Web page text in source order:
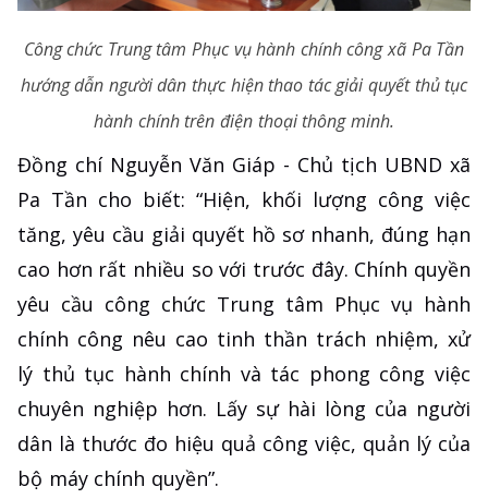
Công chức Trung tâm Phục vụ hành chính công xã Pa Tần
hướng dẫn người dân thực hiện thao tác giải quyết thủ tục
hành chính trên điện thoại thông minh.
Đồng chí Nguyễn Văn Giáp - Chủ tịch UBND xã
Pa Tần cho biết: “Hiện, khối lượng công việc
tăng, yêu cầu giải quyết hồ sơ nhanh, đúng hạn
cao hơn rất nhiều so với trước đây. Chính quyền
yêu cầu công chức Trung tâm Phục vụ hành
chính công nêu cao tinh thần trách nhiệm, xử
lý thủ tục hành chính và tác phong công việc
chuyên nghiệp hơn. Lấy sự hài lòng của người
dân là thước đo hiệu quả công việc, quản lý của
bộ máy chính quyền”.